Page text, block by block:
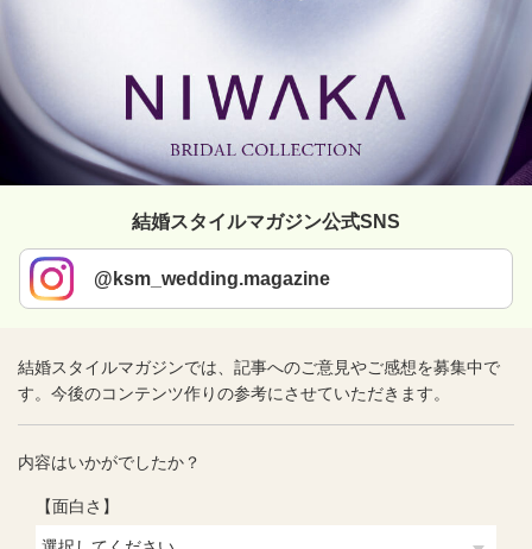
結婚スタイルマガジン公式SNS
@ksm_wedding.magazine
結婚スタイルマガジンでは、記事へのご意見やご感想を募集中で
す。今後のコンテンツ作りの参考にさせていただきます。
内容はいかがでしたか？
【面白さ】